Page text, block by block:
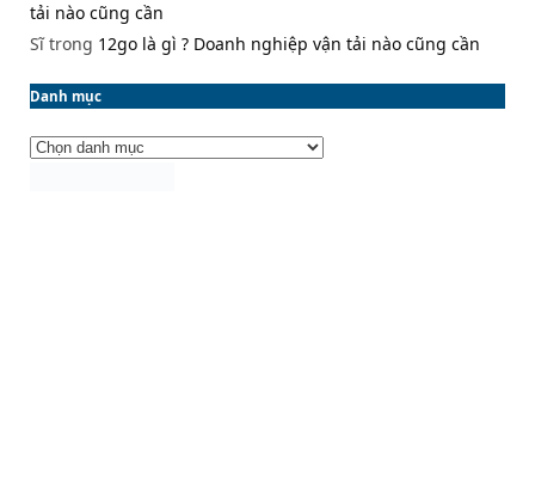
tải nào cũng cần
Sĩtrong 12go là gì ? Doanh nghiệp vận tải nào cũng cần
Danh mục
Danh